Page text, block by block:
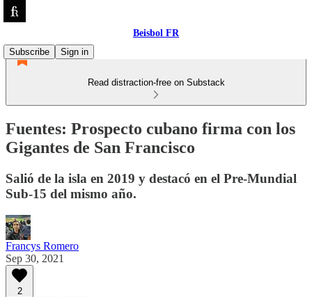
Beisbol FR
Subscribe
Sign in
Read distraction-free on Substack
Fuentes: Prospecto cubano firma con los
Gigantes de San Francisco
Salió de la isla en 2019 y destacó en el Pre-Mundial
Sub-15 del mismo año.
Francys Romero
Sep 30, 2021
2